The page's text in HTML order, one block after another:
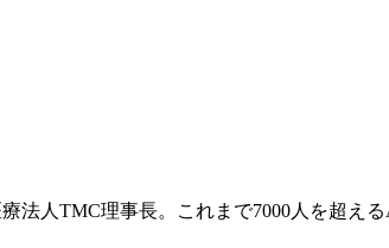
法人TMC理事長。これまで7000人を超え